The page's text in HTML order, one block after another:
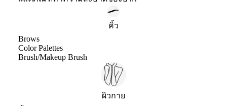
คิ้ว
Brows
Color Palettes
Brush/Makeup Brush
ผิวกาย